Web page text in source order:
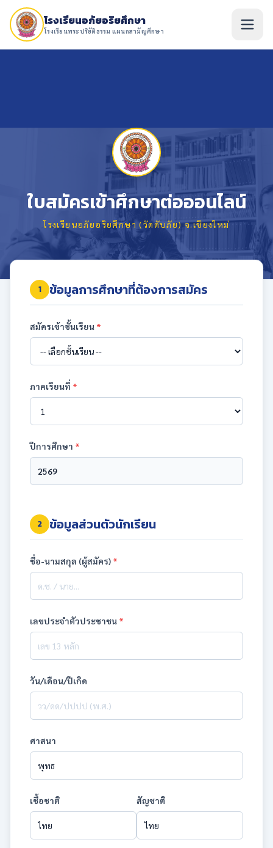
โรงเรียนอภัยอริยศึกษา
โรงเรียนพระปริยัติธรรม แผนกสามัญศึกษา
ใบสมัครเข้าศึกษาต่อออนไลน์
โรงเรียนอภัยอริยศึกษา (วัดดับภัย) จ.เชียงใหม่
1 ข้อมูลการศึกษาที่ต้องการสมัคร
สมัครเข้าชั้นเรียน *
ภาคเรียนที่ *
ปีการศึกษา *
2 ข้อมูลส่วนตัวนักเรียน
ชื่อ-นามสกุล (ผู้สมัคร) *
เลขประจำตัวประชาชน *
วัน/เดือน/ปีเกิด
ศาสนา
เชื้อชาติ สัญชาติ